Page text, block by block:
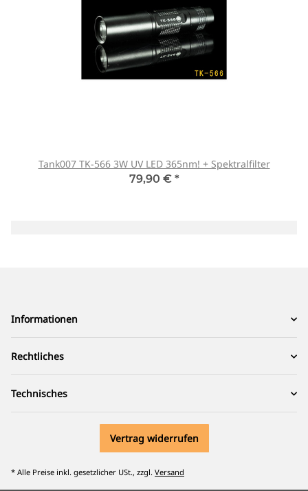
Tank007 TK-566 3W UV LED 365nm! + Spektralfilter
79,90 € *
Informationen
Rechtliches
Technisches
Vertrag widerrufen
* Alle Preise inkl. gesetzlicher USt., zzgl. Versand